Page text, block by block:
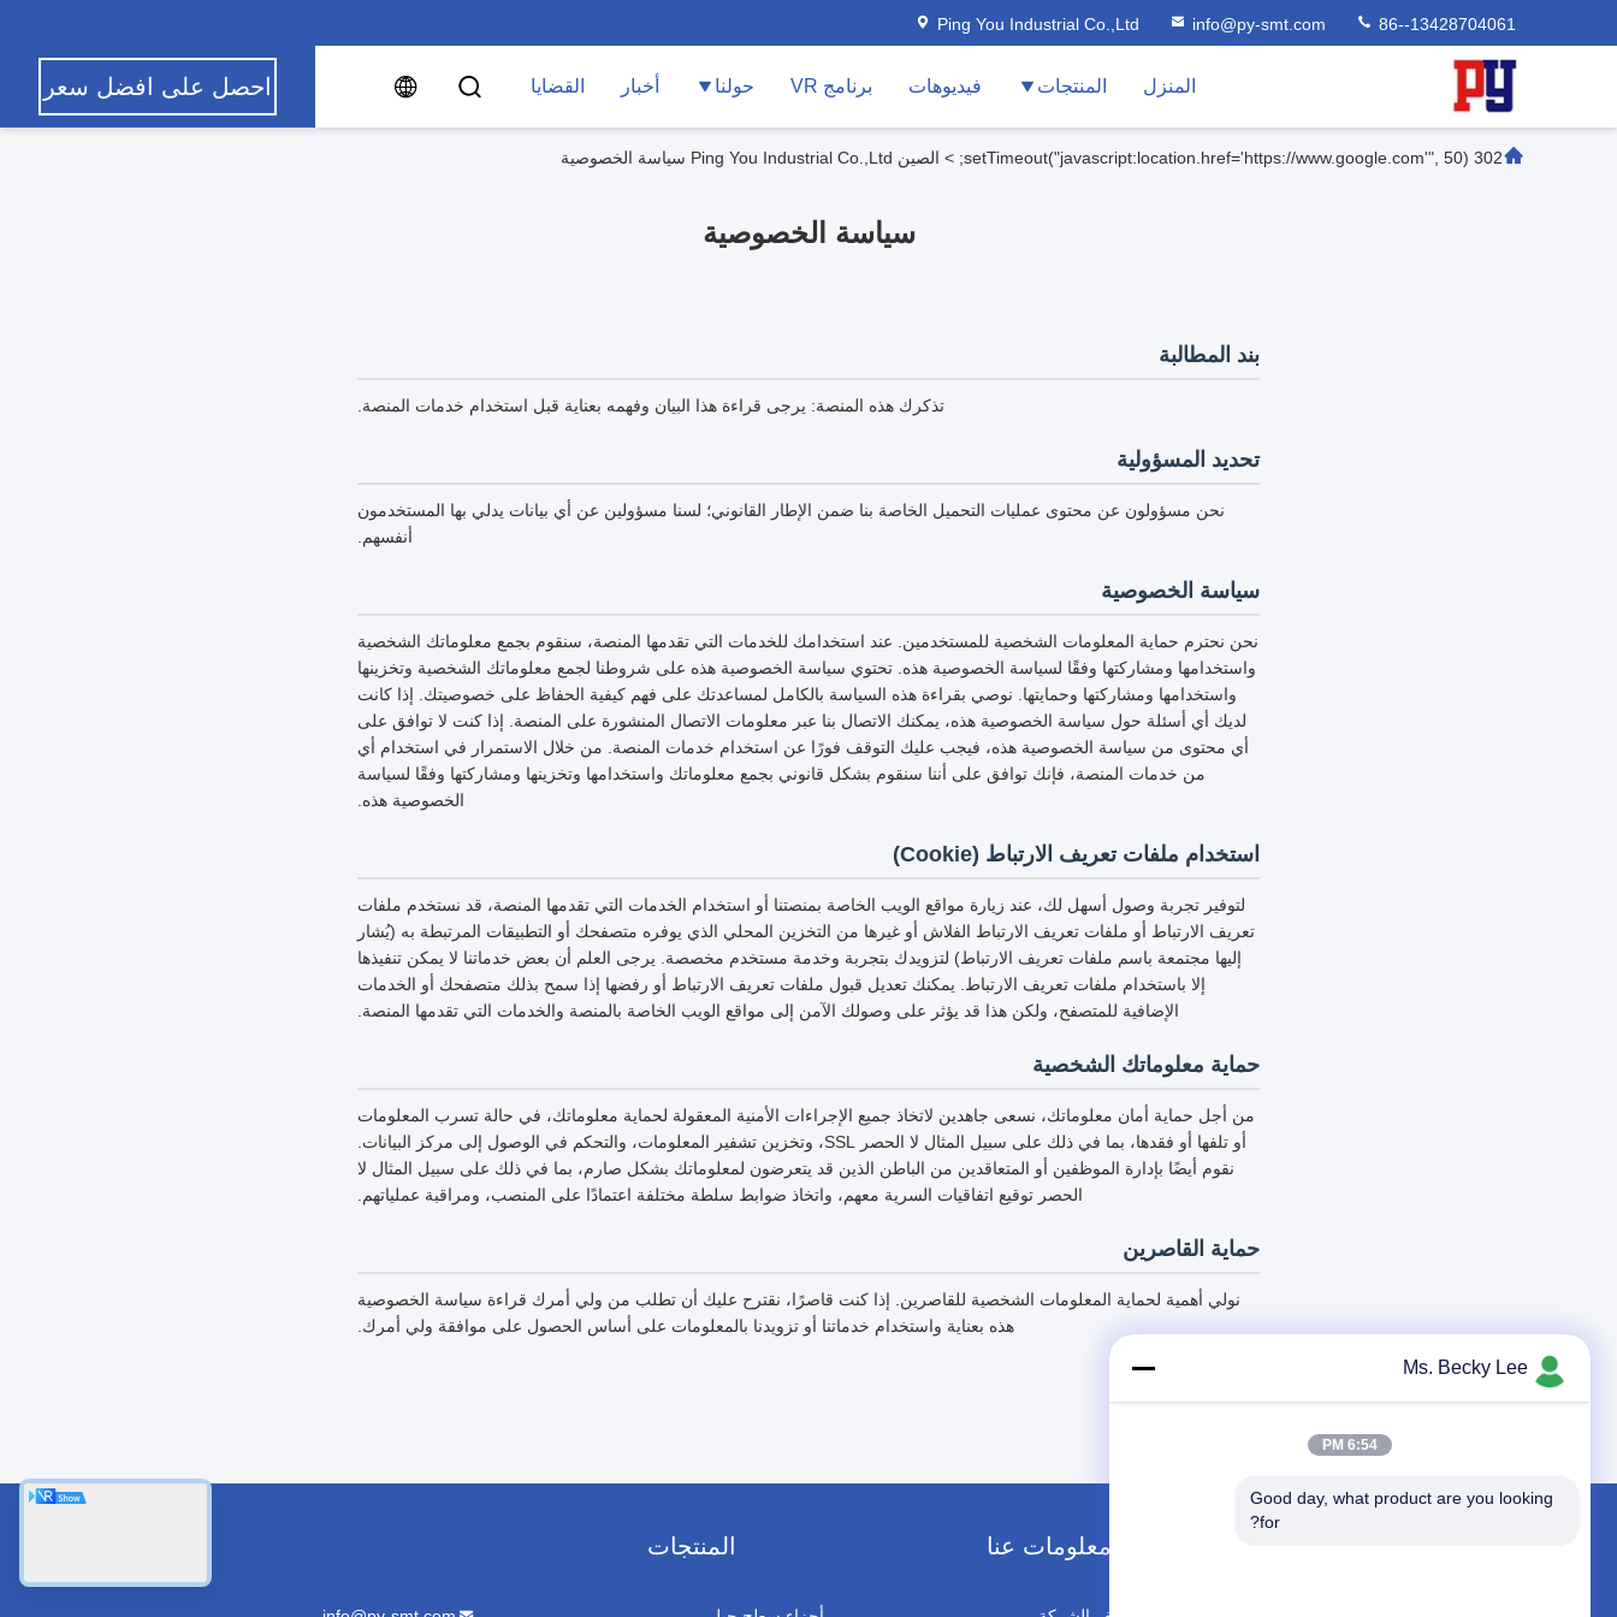
Ping You Industrial Co.,Ltd info@py-smt.com 86--13428704061
المنزل المنتجات فيديوهات برنامج VR حولنا أخبار القضايا احصل على افضل سعر
302 setTimeout("javascript:location.href='https://www.google.com'", 50);
> الصين Ping You Industrial Co.,Ltd سياسة الخصوصية
سياسة الخصوصية
بند المطالبة
تذكرك هذه المنصة: يرجى قراءة هذا البيان وفهمه بعناية قبل استخدام خدمات المنصة.
تحديد المسؤولية
نحن مسؤولون عن محتوى عمليات التحميل الخاصة بنا ضمن الإطار القانوني؛ لسنا مسؤولين عن أي بيانات يدلي بها المستخدمون
أنفسهم.
سياسة الخصوصية
نحن نحترم حماية المعلومات الشخصية للمستخدمين. عند استخدامك للخدمات التي تقدمها المنصة، سنقوم بجمع معلوماتك الشخصية
واستخدامها ومشاركتها وفقًا لسياسة الخصوصية هذه. تحتوي سياسة الخصوصية هذه على شروطنا لجمع معلوماتك الشخصية وتخزينها
واستخدامها ومشاركتها وحمايتها. نوصي بقراءة هذه السياسة بالكامل لمساعدتك على فهم كيفية الحفاظ على خصوصيتك. إذا كانت
لديك أي أسئلة حول سياسة الخصوصية هذه، يمكنك الاتصال بنا عبر معلومات الاتصال المنشورة على المنصة. إذا كنت لا توافق على
أي محتوى من سياسة الخصوصية هذه، فيجب عليك التوقف فورًا عن استخدام خدمات المنصة. من خلال الاستمرار في استخدام أي
من خدمات المنصة، فإنك توافق على أننا سنقوم بشكل قانوني بجمع معلوماتك واستخدامها وتخزينها ومشاركتها وفقًا لسياسة
الخصوصية هذه.
استخدام ملفات تعريف الارتباط (Cookie)
لتوفير تجربة وصول أسهل لك، عند زيارة مواقع الويب الخاصة بمنصتنا أو استخدام الخدمات التي تقدمها المنصة، قد نستخدم ملفات
تعريف الارتباط أو ملفات تعريف الارتباط الفلاش أو غيرها من التخزين المحلي الذي يوفره متصفحك أو التطبيقات المرتبطة به (يُشار
إليها مجتمعة باسم ملفات تعريف الارتباط) لتزويدك بتجربة وخدمة مستخدم مخصصة. يرجى العلم أن بعض خدماتنا لا يمكن تنفيذها
إلا باستخدام ملفات تعريف الارتباط. يمكنك تعديل قبول ملفات تعريف الارتباط أو رفضها إذا سمح بذلك متصفحك أو الخدمات
الإضافية للمتصفح، ولكن هذا قد يؤثر على وصولك الآمن إلى مواقع الويب الخاصة بالمنصة والخدمات التي تقدمها المنصة.
حماية معلوماتك الشخصية
من أجل حماية أمان معلوماتك، نسعى جاهدين لاتخاذ جميع الإجراءات الأمنية المعقولة لحماية معلوماتك، في حالة تسرب المعلومات
أو تلفها أو فقدها، بما في ذلك على سبيل المثال لا الحصر SSL، وتخزين تشفير المعلومات، والتحكم في الوصول إلى مركز البيانات.
نقوم أيضًا بإدارة الموظفين أو المتعاقدين من الباطن الذين قد يتعرضون لمعلوماتك بشكل صارم، بما في ذلك على سبيل المثال لا
الحصر توقيع اتفاقيات السرية معهم، واتخاذ ضوابط سلطة مختلفة اعتمادًا على المنصب، ومراقبة عملياتهم.
حماية القاصرين
نولي أهمية لحماية المعلومات الشخصية للقاصرين. إذا كنت قاصرًا، نقترح عليك أن تطلب من ولي أمرك قراءة سياسة الخصوصية
هذه بعناية واستخدام خدماتنا أو تزويدنا بالمعلومات على أساس الحصول على موافقة ولي أمرك.
معلومات عنا المنتجات
Ms. Becky Lee
6:54 PM
Good day, what product are you looking
for?